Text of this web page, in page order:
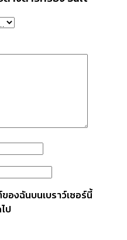
องฉันบนเบราว์เซอร์นี้
ป